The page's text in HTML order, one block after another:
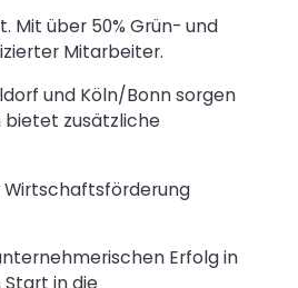
Mit über 50% Grün- und
Mitarbeiter.
und Köln/Bonn sorgen
bietet zusätzliche
Wirtschaftsförderung
Erfolg in